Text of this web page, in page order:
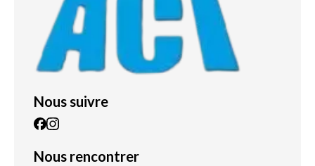
Nous suivre
Nous rencontrer